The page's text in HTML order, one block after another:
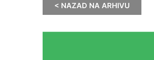
< NAZAD NA ARHIVU